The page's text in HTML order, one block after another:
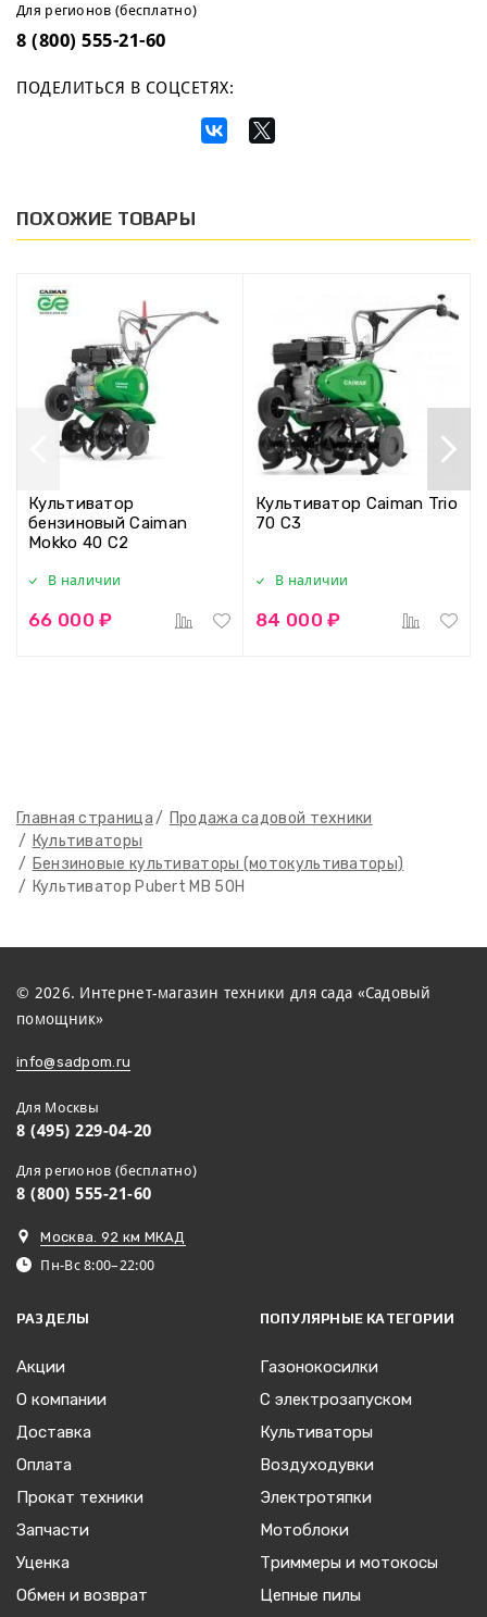
Главная страница
Продажа садовой техники
Культиваторы
Бензиновые культиваторы (мотокультиваторы)
Культиватор Pubert MB 50H
Для регионов (бесплатно)
8 (800) 555-21-60
ПОДЕЛИТЬСЯ В СОЦСЕТЯХ:
ПОХОЖИЕ ТОВАРЫ
Культиватор
бензиновый Caiman
Mokko 40 C2
В наличии
66 000 ₽
Культиватор Caiman Trio
70 C3
В наличии
84 000 ₽
© 2026. Интернет-магазин техники для сада «Садовый
помощник»
info@sadpom.ru
Для Москвы
8 (495) 229-04-20
Для регионов (бесплатно)
8 (800) 555-21-60
Москва. 92 км МКАД
Пн-Вс 8:00–22:00
РАЗДЕЛЫ
Акции
О компании
Доставка
Оплата
Прокат техники
Запчасти
Уценка
Обмен и возврат
ПОПУЛЯРНЫЕ КАТЕГОРИИ
Газонокосилки
С электрозапуском
Культиваторы
Воздуходувки
Электротяпки
Мотоблоки
Триммеры и мотокосы
Цепные пилы